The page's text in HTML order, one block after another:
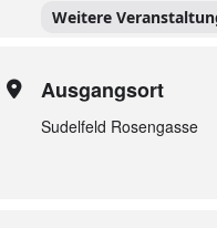
Weitere
Ausgangsort
Sudelfeld Rosengasse